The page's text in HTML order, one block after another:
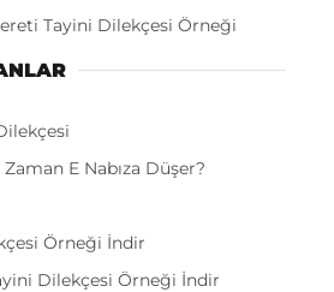
Tayini Dilekçesi Örneği
E Nabıza Düşer?
Örneği İndir
Dilekçesi Örneği İndir